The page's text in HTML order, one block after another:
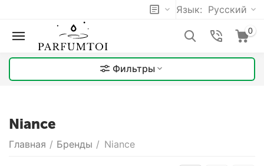
Язык: Русский
0
Фильтры
Niance
Главная / Бренды / Niance